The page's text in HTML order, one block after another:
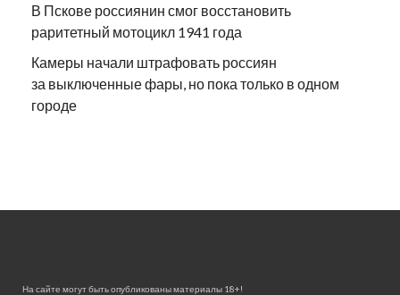
В Пскове россиянин смог восстановить
раритетный мотоцикл 1941 года
Камеры начали штрафовать россиян
за выключенные фары, но пока только в одном
городе
На сайте могут быть опубликованы материалы 18+!